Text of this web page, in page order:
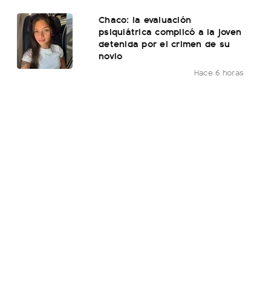
Chaco: la evaluación
psiquiátrica complicó a la joven
detenida por el crimen de su
novio
Hace 6 horas